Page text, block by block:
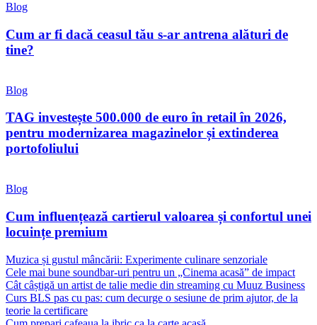
Blog
Cum ar fi dacă ceasul tău s-ar antrena alături de
tine?
Blog
TAG investește 500.000 de euro în retail în 2026,
pentru modernizarea magazinelor și extinderea
portofoliului
Blog
Cum influențează cartierul valoarea și confortul unei
locuințe premium
Muzica și gustul mâncării: Experimente culinare senzoriale
Cele mai bune soundbar-uri pentru un „Cinema acasă” de impact
Cât câștigă un artist de talie medie din streaming cu Muuz Business
Curs BLS pas cu pas: cum decurge o sesiune de prim ajutor, de la
teorie la certificare